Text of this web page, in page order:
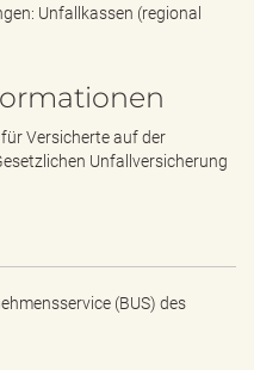
Unfallkassen (regional
Versicherte auf der
Unfallversicherung
(BUS) des